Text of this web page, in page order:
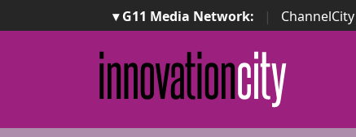
▾ G11 Media Network: | ChannelCity